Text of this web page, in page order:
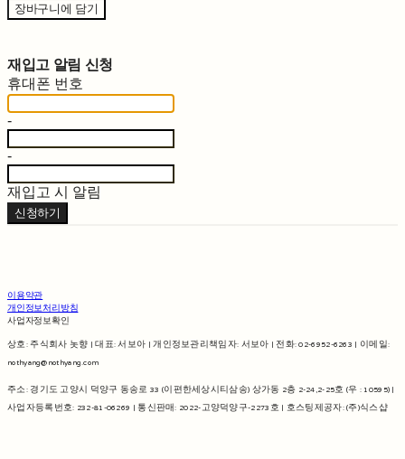
장바구니에 담기
재입고 알림 신청
휴대폰 번호
-
-
재입고 시 알림
신청하기
이용약관
개인정보처리방침
사업자정보확인
상호: 주식회사 놋향 | 대표: 서보아 | 개인정보관리책임자: 서보아 | 전화: 02-6952-6263 | 이메일:
nothyang@nothyang.com
주소: 경기도 고양시 덕양구 동송로 33 (이편한세상시티삼송) 상가동 2층 2-24,2-25호 (우 : 10595) |
사업자등록번호:232-81-06269 | 통신판매:2022-고양덕양구-2273호| 호스팅제공자: (주)식스샵